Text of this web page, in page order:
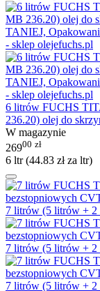
6 litrów FUCHS
236.20) olej do
W magazynie
26900 zł
6 ltr (44.83 złza ltr)